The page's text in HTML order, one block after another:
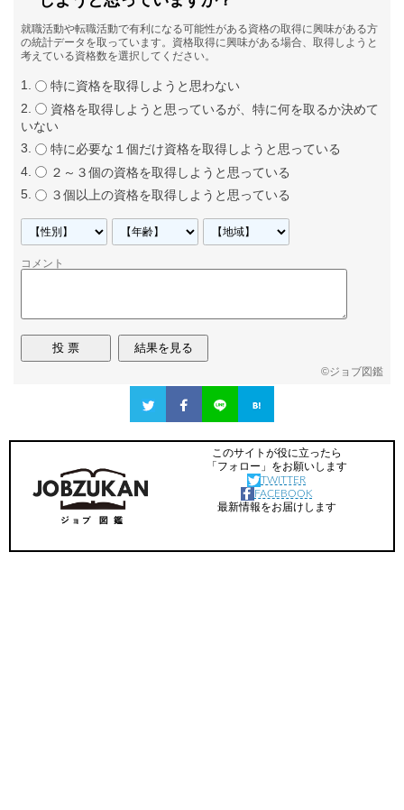
就職活動や転職活動で有利になる可能性がある資格の取得に興味がある方
の統計データを取っています。資格取得に興味がある場合、取得しようと
考えている資格数を選択してください。
特に資格を取得しようと思わない
資格を取得しようと思っているが、特に何を取るか決めて
いない
特に必要な１個だけ資格を取得しようと思っている
２～３個の資格を取得しようと思っている
３個以上の資格を取得しようと思っている
コメント
©ジョブ図鑑
このサイトが役に立ったら
「フォロー」をお願いします
TWITTER
FACEBOOK
最新情報をお届けします